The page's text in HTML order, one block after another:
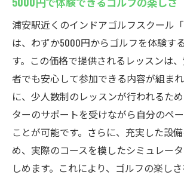
浦安駅近くのインドアゴルフスクール
は、わずか5000円からゴルフを体験す
す。この価格で提供されるレッスンは
者でも安心して参加できる内容が組ま
に、少人数制のレッスンが行われるた
ターのサポートを受けながら自分のペ
ことが可能です。さらに、充実した設
め、実際のコースを模したシミュレー
しめます。これにより、ゴルフの楽し